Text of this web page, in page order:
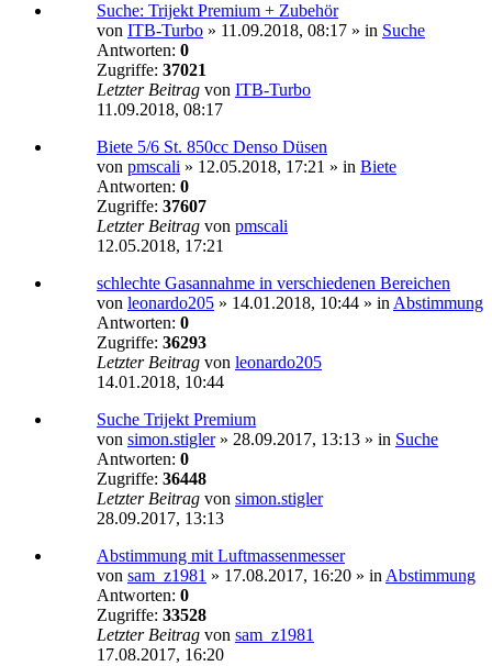
Suche: Trijekt Premium + Zubehör
von ITB-Turbo » 11.09.2018, 08:17 » in Suche
Antworten: 0
Zugriffe: 37021
Letzter Beitrag von ITB-Turbo
11.09.2018, 08:17
Biete 5/6 St. 850cc Denso Düsen
von pmscali » 12.05.2018, 17:21 » in Biete
Antworten: 0
Zugriffe: 37607
Letzter Beitrag von pmscali
12.05.2018, 17:21
schlechte Gasannahme in verschiedenen Bereichen
von leonardo205 » 14.01.2018, 10:44 » in Abstimmung
Antworten: 0
Zugriffe: 36293
Letzter Beitrag von leonardo205
14.01.2018, 10:44
Suche Trijekt Premium
von simon.stigler» 28.09.2017, 13:13 » in Suche
Antworten: 0
Zugriffe: 36448
Letzter Beitrag von simon.stigler
28.09.2017, 13:13
Abstimmung mit Luftmassenmesser
von sam_z1981 » 17.08.2017, 16:20 » in Abstimmung
Antworten: 0
Zugriffe: 33528
Letzter Beitrag von sam_z1981
17.08.2017, 16:20